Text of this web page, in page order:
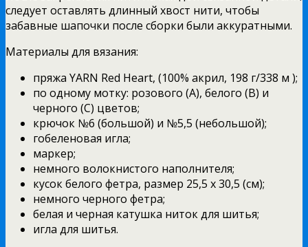
следует оставлять длинный хвост нити, чтобы
забавные шапочки после сборки были аккуратными.
Материалы для вязания:
пряжа YARN Red Heart, (100% акрил, 198 г/338 м );
по одному мотку: розового (A), белого (B) и
черного (C) цветов;
крючок №6 (большой) и №5,5 (небольшой);
гобеленовая игла;
маркер;
немного волокнистого наполнителя;
кусок белого фетра, размер 25,5 x 30,5 (см);
немного черного фетра;
белая и черная катушка ниток для шитья;
игла для шитья.